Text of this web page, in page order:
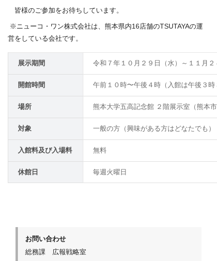
皆様のご参加をお待ちしています。
※ニューコ・ワン株式会社は、熊本県内16店舗のTSUTAYAの運
営をしている会社です。
展示期間 令和７年１０月２９日（水）～１１月２
開館時間 午前１０時〜午後４時（入館は午後３時
場所 熊本大学五高記念館 ２階展示室（熊本
対象 一般の方（興味がある方はどなたでも）
入館料及び入場料 無料
休館日 毎週火曜日
お問い合わせ
総務課 広報戦略室